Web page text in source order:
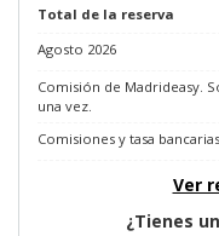
Total de la reserva
Agosto 2026
Comisión de Madrideasy.
una vez.
Comisiones y tasa bancarias
Ver
¿Tienes